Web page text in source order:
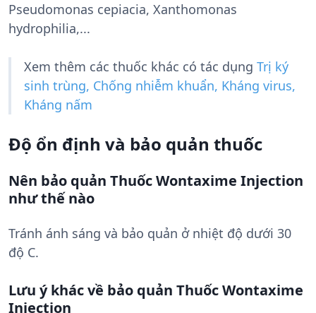
Pseudomonas cepiacia, Xanthomonas
hydrophilia,...
Xem thêm các thuốc khác có tác dụng Trị ký
sinh trùng, Chống nhiễm khuẩn, Kháng virus,
Kháng nấm
Độ ổn định và bảo quản thuốc
Nên bảo quản Thuốc Wontaxime Injection
như thế nào
Tránh ánh sáng và bảo quản ở nhiệt độ dưới 30
độ C.
Lưu ý khác về bảo quản Thuốc Wontaxime
Injection